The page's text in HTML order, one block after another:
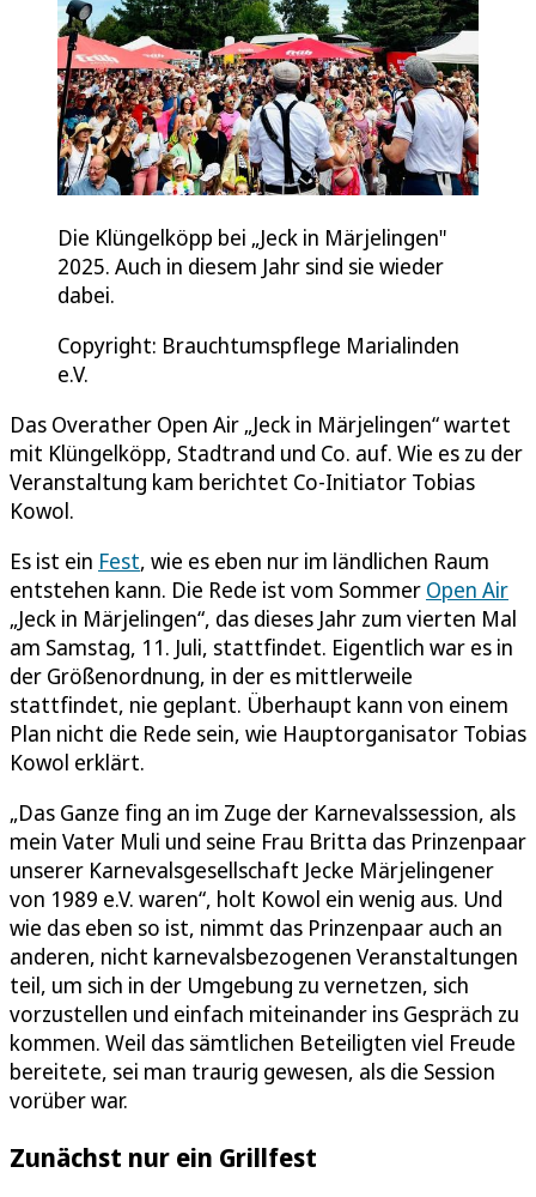
Die Klüngelköpp bei „Jeck in Märjelingen"
2025. Auch in diesem Jahr sind sie wieder
dabei.
Copyright: Brauchtumspflege Marialinden
e.V.
Das Overather Open Air „Jeck in Märjelingen“ wartet
mit Klüngelköpp, Stadtrand und Co. auf. Wie es zu der
Veranstaltung kam berichtet Co-Initiator Tobias
Kowol.
Es ist ein Fest, wie es eben nur im ländlichen Raum
entstehen kann. Die Rede ist vom Sommer Open Air
„Jeck in Märjelingen“, das dieses Jahr zum vierten Mal
am Samstag, 11. Juli, stattfindet. Eigentlich war es in
der Größenordnung, in der es mittlerweile
stattfindet, nie geplant. Überhaupt kann von einem
Plan nicht die Rede sein, wie Hauptorganisator Tobias
Kowol erklärt.
„Das Ganze fing an im Zuge der Karnevalssession, als
mein Vater Muli und seine Frau Britta das Prinzenpaar
unserer Karnevalsgesellschaft Jecke Märjelingener
von 1989 e.V. waren“, holt Kowol ein wenig aus. Und
wie das eben so ist, nimmt das Prinzenpaar auch an
anderen, nicht karnevalsbezogenen Veranstaltungen
teil, um sich in der Umgebung zu vernetzen, sich
vorzustellen und einfach miteinander ins Gespräch zu
kommen. Weil das sämtlichen Beteiligten viel Freude
bereitete, sei man traurig gewesen, als die Session
vorüber war.
Zunächst nur ein Grillfest